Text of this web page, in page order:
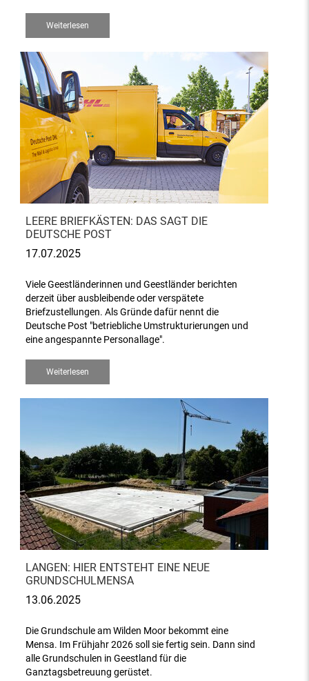
Weiterlesen
LEERE BRIEFKÄSTEN: DAS SAGT DIE
DEUTSCHE POST
17.07.2025
Viele Geestländerinnen und Geestländer berichten
derzeit über ausbleibende oder verspätete
Briefzustellungen. Als Gründe dafür nennt die
Deutsche Post "betriebliche Umstrukturierungen und
eine angespannte Personallage".
Weiterlesen
LANGEN: HIER ENTSTEHT EINE NEUE
GRUNDSCHULMENSA
13.06.2025
Die Grundschule am Wilden Moor bekommt eine
Mensa. Im Frühjahr 2026 soll sie fertig sein. Dann sind
alle Grundschulen in Geestland für die
Ganztagsbetreuung gerüstet.